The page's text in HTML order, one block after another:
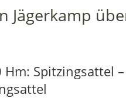
Jägerkamp
Spitzingsattel